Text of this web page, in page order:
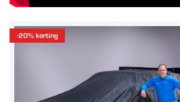
-20% korting